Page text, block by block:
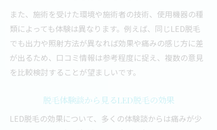
また、施術を受けた環境や施術者の技術、使用機器の種
類によっても体験は異なります。例えば、同じLED脱毛
でも出力や照射方法が異なれば効果や痛みの感じ方に差
が出るため、口コミ情報は参考程度に捉え、複数の意見
を比較検討することが望ましいです。
脱毛体験談から見るLED脱毛の効果
LED脱毛の効果について、多くの体験談からは痛みが少